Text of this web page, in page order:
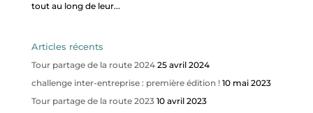
tout au long de leur...
Articles récents
Tour partage de la route 2024 25 avril 2024
challenge inter-entreprise : première édition ! 10 mai 2023
Tour partage de la route 2023 10 avril 2023